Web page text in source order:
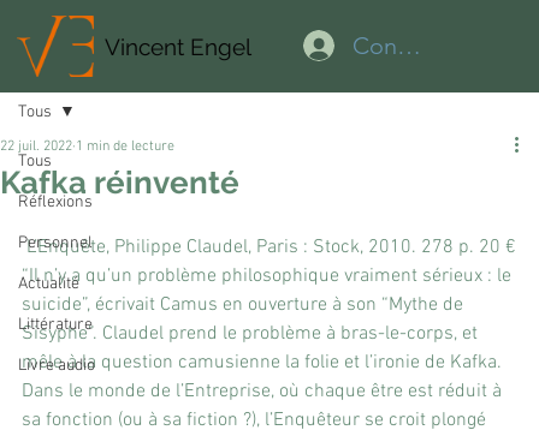
Connexion
Vincent Engel
Tous
Réflexions
Personnel
Actualité
Littérature
Livre audio
Tous
Kafka réinventé
22 juil. 2022 1 min de lecture
L’Enquête, Philippe Claudel, Paris : Stock, 2010. 278 p. 20 €
“Il n’y a qu’un problème philosophique vraiment sérieux : le
suicide”, écrivait Camus en ouverture à son “Mythe de
Sisyphe”. Claudel prend le problème à bras-le-corps, et
mêle à la question camusienne la folie et l’ironie de Kafka.
Dans le monde de l’Entreprise, où chaque être est réduit à
sa fonction (ou à sa fiction ?), l’Enquêteur se croit plongé